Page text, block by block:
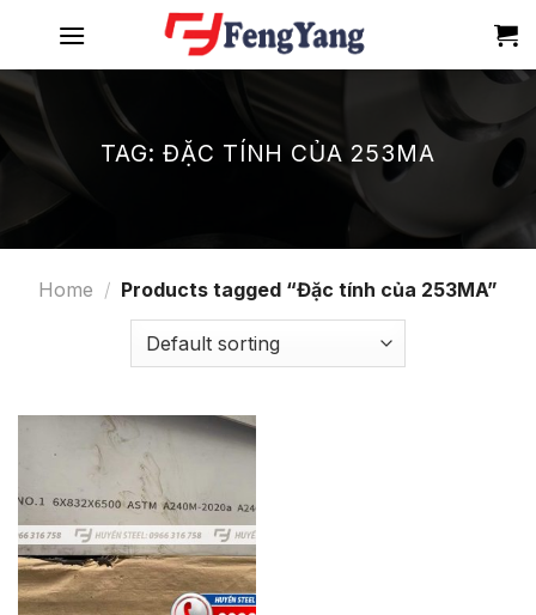
content
TAG: ĐẶC TÍNH CỦA 253MA
Home / Products tagged “Đặc tính của 253MA”